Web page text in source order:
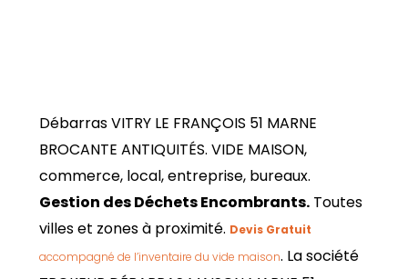
Débarras VITRY LE FRANÇOIS 51 MARNE
BROCANTE ANTIQUITÉS. VIDE MAISON,
commerce, local, entreprise, bureaux.
Gestion des Déchets Encombrants. Toutes
villes et zones à proximité. Devis Gratuit
accompagné de l’inventaire du vide maison. La société